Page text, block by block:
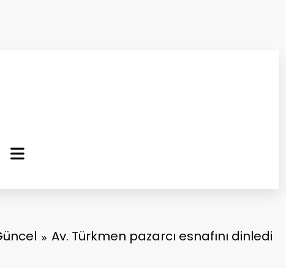
Av. Türkmen pazarcı esnafını dinledi